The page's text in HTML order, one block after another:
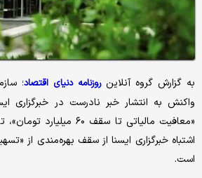
به گزارش گروه آنلاینروزنامه دنیای اقتصاد؛
واکنش به انتشار خبر نادرست در خبرگزاری
«معافیت مالیاتی تا سقف ۶۰
است.